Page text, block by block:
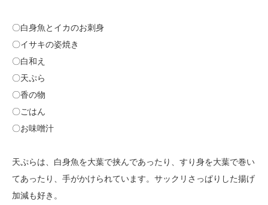
〇白身魚とイカのお刺身
〇イサキの姿焼き
〇白和え
〇天ぷら
〇香の物
〇ごはん
〇お味噌汁
天ぷらは、白身魚を大葉で挟んであったり、すり身を大葉で巻い
てあったり、手がかけられています。サックリさっぱりした揚げ
加減も好き。